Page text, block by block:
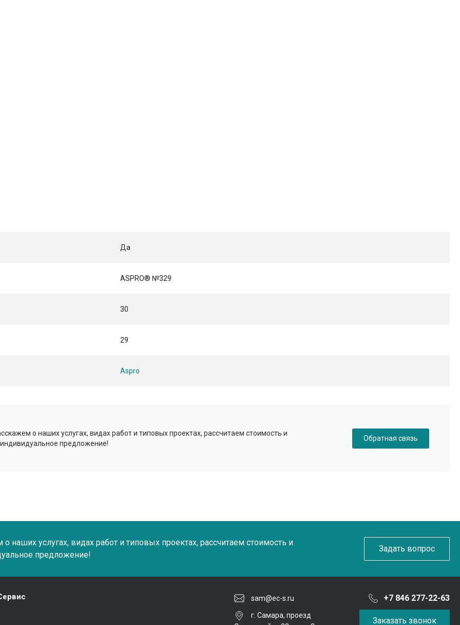
Да
ASPRO® №329
30
29
Aspro
о наших услугах, видах работ и типовых проектах, рассчитаем стоимость и
предложение!
Обратная связь
наших услугах, видах работ и типовых проектах, рассчитаем стоимость и
предложение!
Задать вопрос
sam@ec-s.ru +7 846 277-22-63
г. Самара, проезд
Заказать звонок